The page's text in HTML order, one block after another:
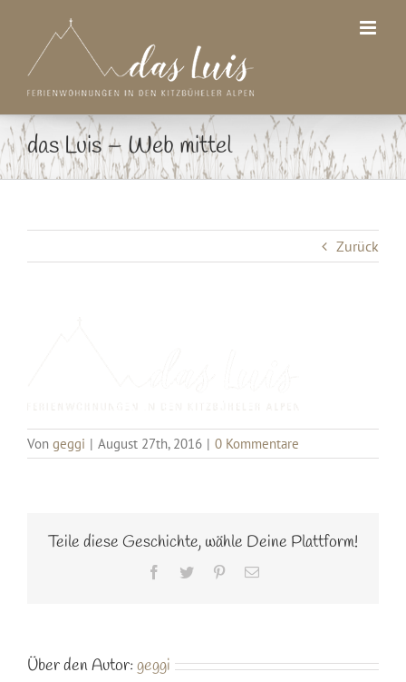
springen
das Luis – Web mittel
Zurück
Von geggi | August 27th, 2016 | 0 Kommentare
Teile diese Geschichte, wähle Deine Plattform!
Facebook
Twitter Pinterest
E-
Über den Autor:geggi